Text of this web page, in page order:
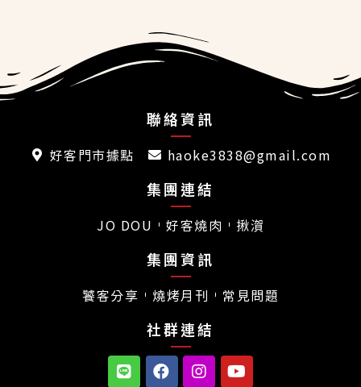
聯絡資訊
好客門市據點 haoke3838@gmail.com
集團連結
JO DOU 好客燒肉 揪㵑
集團資訊
饕客分享 燒烤月刊 常見問題
社群連結